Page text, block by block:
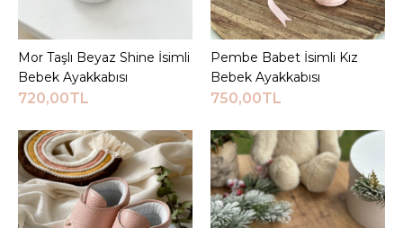
JEEYMI BABY
Mor Taşlı Beyaz Shine
İsimli Bebek Ayakkabısı
Sepete Ekle
KARŞILAŞTIRMA LISTESINE EKLE
ALIŞVERIŞ LISTESINE EKLE
Sepete Ekle
Mor Taşlı Beyaz Shine İsimli
Bebek Ayakkabısı
720,00TL
Sepete Ekle
Pembe Babet İsimli Kız
Bebek Ayakkabısı
750,00TL